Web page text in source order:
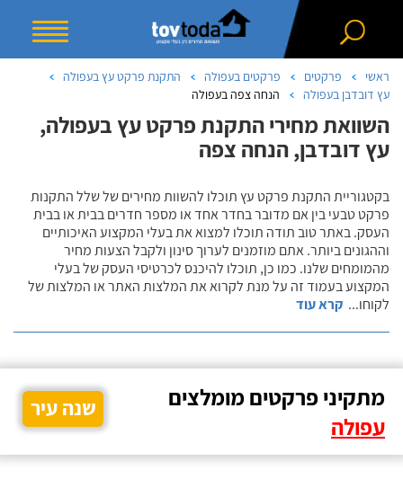
ראשי פרקטים פרקטים בעפולה
התקנת פרקט עץ בעפולה
עץ דובדבן בעפולה
הנחה צפה בעפולה
השוואת מחירי התקנת פרקט עץ בעפולה,
עץ דובדבן, הנחה צפה
בקטגוריית התקנת פרקט עץ תוכלו להשוות מחירים של שלל התקנות
פרקט טבעי בין אם מדובר בחדר אחד או מספר חדרים בבית או בבית
העסק. באתר טוב תודה תוכלו למצוא את בעלי המקצוע האיכותיים
וההגונים ביותר. אתם מוזמנים לערוך סינון ולקבל הצעות מחיר
מהמומחים שלנו. כמו כן, תוכלו להיכנס לכרטיסי העסק של בעלי
המקצוע בעמוד זה על מנת לקרוא את המלצות האתר או המלצות של
לקוחו... קרא עוד
מתקיני פרקטים מומלצים
עפולה
שנה עיר